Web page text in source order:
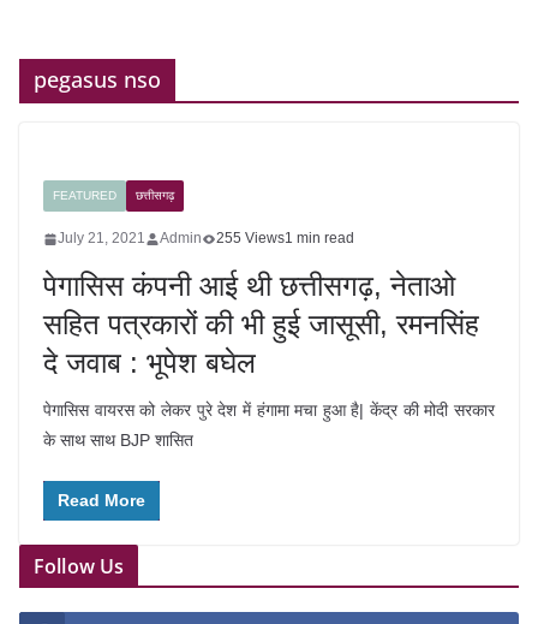
pegasus nso
FEATURED छत्तीसगढ़
July 21, 2021 Admin 255 Views1 min read
पेगासिस कंपनी आई थी छत्तीसगढ़, नेताओ
सहित पत्रकारों की भी हुई जासूसी, रमनसिंह
दे जवाब : भूपेश बघेल
पेगासिस वायरस को लेकर पुरे देश में हंगामा मचा हुआ है| केंद्र की मोदी सरकार
के साथ साथ BJP शासित
Read More
Follow Us